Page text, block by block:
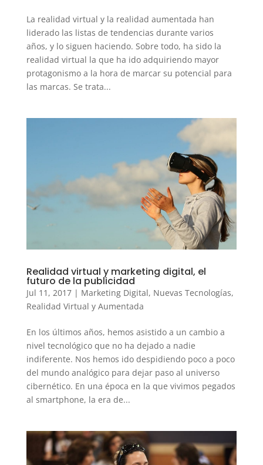
La realidad virtual y la realidad aumentada han
liderado las listas de tendencias durante varios
años, y lo siguen haciendo. Sobre todo, ha sido la
realidad virtual la que ha ido adquiriendo mayor
protagonismo a la hora de marcar su potencial para
las marcas. Se trata...
Realidad virtual y marketing digital, el
futuro de la publicidad
Jul 11, 2017| Marketing Digital, Nuevas Tecnologías,
Realidad Virtual y Aumentada
En los últimos años, hemos asistido a un cambio a
nivel tecnológico que no ha dejado a nadie
indiferente. Nos hemos ido despidiendo poco a poco
del mundo analógico para dejar paso al universo
cibernético. En una época en la que vivimos pegados
al smartphone, la era de...